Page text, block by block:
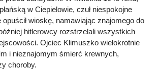
w Ciepielowie, czuł niespokojne
wioskę, namawiając znajomego do
hitlerowcy rozstrzelali wszystkich
Ojciec Klimuszko wielokrotnie
i nieznajomym śmierć krewnych,
choroby.